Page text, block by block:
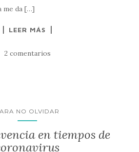
me da […]
LEER MÁS
2 comentarios
NO OLVIDAR
en tiempos de